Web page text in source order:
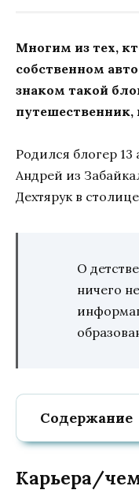
Многим из тех,
собственном
знаком такой
путешественник,
Родился блогер 13
Андрей из
Дехтярук в
О
ничего
Содержание
Карьера/